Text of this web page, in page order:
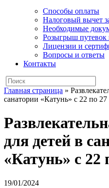
Способы оплаты
Налоговый вычет
Необходимые
Розыгрыш путевок
Лицензии и
Вопросы и ответы
Контакты
Главная страница »
санатории «Катунь» с 22 по 27
для детей в
«Катунь» с 22
19/01/2024